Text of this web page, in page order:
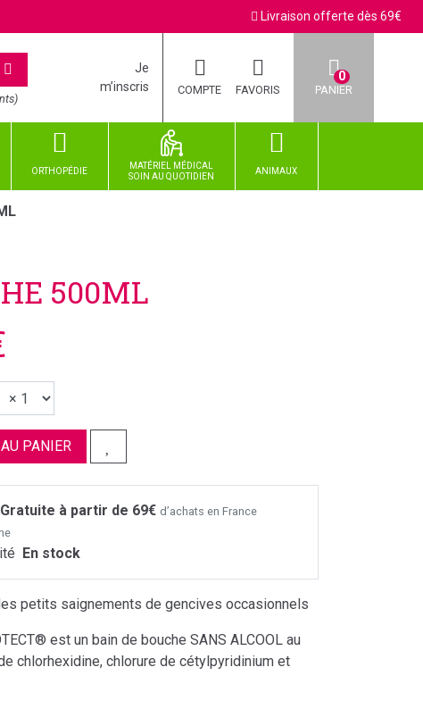
Livraison offerte dès 69€
Je
m’inscris
COMPTE FAVORIS PANIER
0
ORTHOPÉDIE
MATÉRIEL MÉDICAL
SOINAUQUOTIDIEN
ANIMAUX
500ML
PANIER
Gratuite à partir de 69€ d’achats en France
En stock
petits saignements de gencives occasionnels
est un bain de bouche SANS ALCOOL au
chlorhexidine, chlorure de cétylpyridinium et